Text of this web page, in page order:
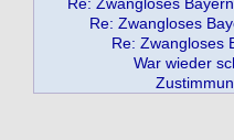
Re: Zwangloses
Re: Zwangloses
War wieder